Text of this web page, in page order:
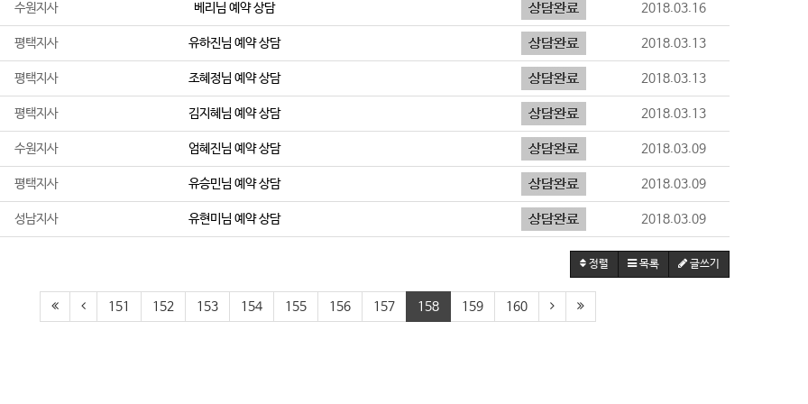
수원지사 베리 님 예약 상담 2018.03.16
평택지사 유하진님 예약 상담 2018.03.13
평택지사 조혜정님 예약 상담 2018.03.13
평택지사 김지혜 님 예약 상담 2018.03.13
수원지사 엄혜진님 예약 상담 2018.03.09
평택지사 유승민님 예약 상담 2018.03.09
성남지사 유현미 님 예약 상담 2018.03.09
정렬 목록 글쓰기
151 152 153 154 155 156 157 158 159 160